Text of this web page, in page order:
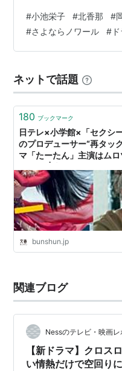
害者支援室」というニッ
語です。派手なアクショ
が、その分、被害者の
さよならノワール ​絶妙
る脇の渋さ ​今期の「火
#小池栄子 #北香那 #
#さよならノワール #
ネットで話題
180 ブックマーク
日テレ×小学館×「セクシ
のプロデューサー“再タッ
マ「たーたん」主演はム
bunshun.jp
関連ブログ
Nessのテレビ・映画レ
【新ドラマ】クロ
い情熱だけで空回り